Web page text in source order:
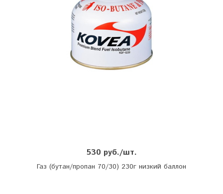
530 руб./шт.
Газ (бутан/пропан 70/30) 230г низкий баллон